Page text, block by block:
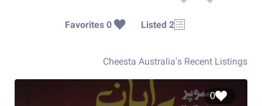
2 Listed
0 Favorites
Cheesta Australia's Recent Listings
0